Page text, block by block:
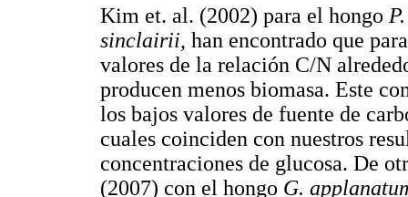
Kim et. al. (2002) para el hongo
sinclairii, han encontrado que
valores de la relación C/N
producen menos biomasa. Este
los bajos valores de fuente de
cuales coinciden con nuestros
concentraciones de glucosa. De
(2007) con el hongo G.